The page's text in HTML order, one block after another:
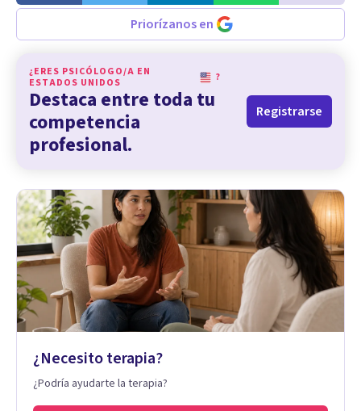
Priorízanos en
¿ERES PSICÓLOGO/A EN
ESTADOS UNIDOS
?
Destaca entre toda tu
competencia
profesional.
Registrarse
¿Necesito terapia?
¿Podría ayudarte la terapia?